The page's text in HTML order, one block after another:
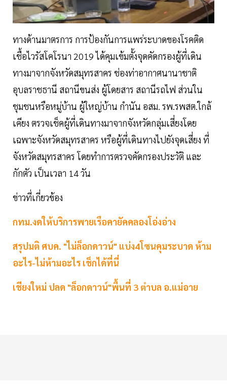
ทางด้านมาตรการ การป้องกันการแพร่ระบาดของโรคติด
เชื้อไวรัสโคโรนา 2019 ได้คุมเข้มตั้งจุดคัดกรองผู้ที่เดิน
ทางมาจากจังหวัดสมุทรสาคร ช่องท่าอากาศนานาชาติ
อุบลราชธานี สถานีขนส่ง ผู้โดยสาร สถานีรถไฟ ส่วนใน
ชุมชนหรือหมู่บ้าน ผู้ใหญ่บ้าน กำนัน อสม. รพ.รพสต.ใกล้
เคียง ตรวจเช็คผู้ที่เดินทางมาจากจังหวัดกลุ่มเสี่ยงโดย
เฉพาะจังหวัดสมุทรสาคร หรือผู้ที่เดินทางไปยังจุดเสี่ยง ที่
จังหวัดสมุทรสาคร โดยทำการตรวจคัดกรองประวัติ และ
กักตัว เป็นเวลา 14 วัน
ข่าวที่เกี่ยวข้อง
กทม.งดให้บริการพายเรือคายัคคลองโอ่งอ่าง
สรุปมติ ศบค. "ไม่ล็อกดาวน์" แบ่ง4โซนคุมระบาด ห้าม
อะไร-ไม่ห้ามอะไร เช็กได้ที่นี่
เชียงใหม่ ปลด "ล็อกดาวน์"พื้นที่ 3 ตำบล อ.แม่อาย